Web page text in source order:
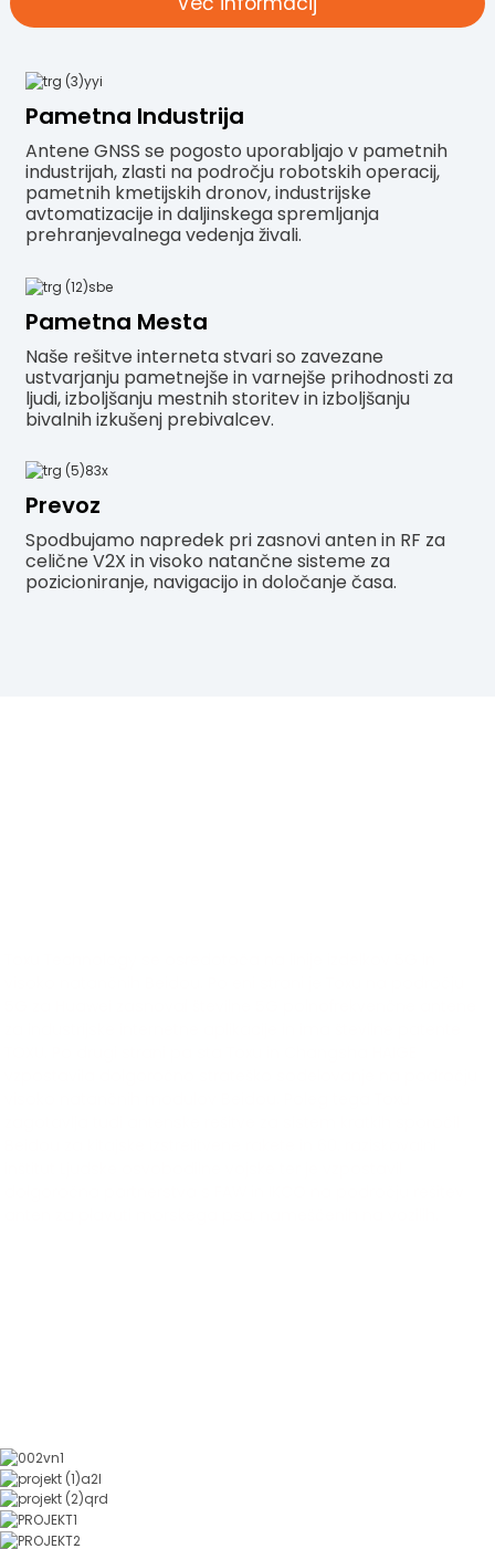
Pametna Industrija
Antene GNSS se pogosto uporabljajo v pametnih
industrijah, zlasti na področju robotskih operacij,
pametnih kmetijskih dronov, industrijske
avtomatizacije in daljinskega spremljanja
prehranjevalnega vedenja živali.
Pametna Mesta
Naše rešitve interneta stvari so zavezane
ustvarjanju pametnejše in varnejše prihodnosti za
ljudi, izboljšanju mestnih storitev in izboljšanju
bivalnih izkušenj prebivalcev.
Prevoz
Spodbujamo napredek pri zasnovi anten in RF za
celične V2X in visoko natančne sisteme za
pozicioniranje, navigacijo in določanje časa.